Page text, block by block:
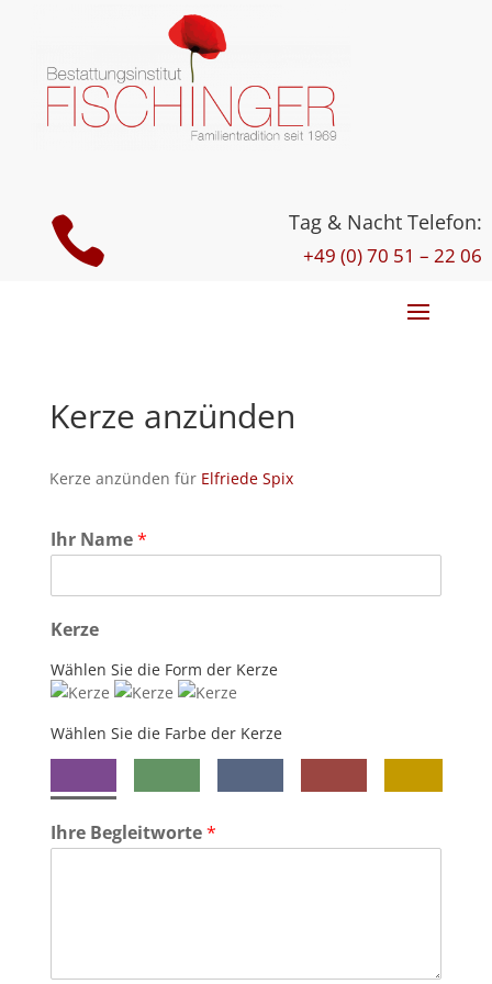
 Tag & Nacht Telefon:
+49 (0) 70 51 – 22 06
Kerze anzünden
Kerze anzünden für Elfriede Spix
Ihr Name*
Kerze
Wählen Sie die Form der Kerze
Wählen Sie die Farbe der Kerze
Ihre Begleitworte*